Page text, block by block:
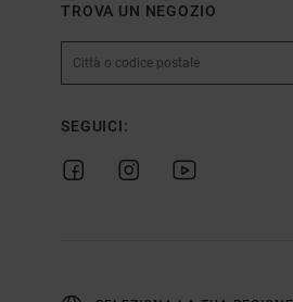
TROVA UN NEGOZIO
SEGUICI: